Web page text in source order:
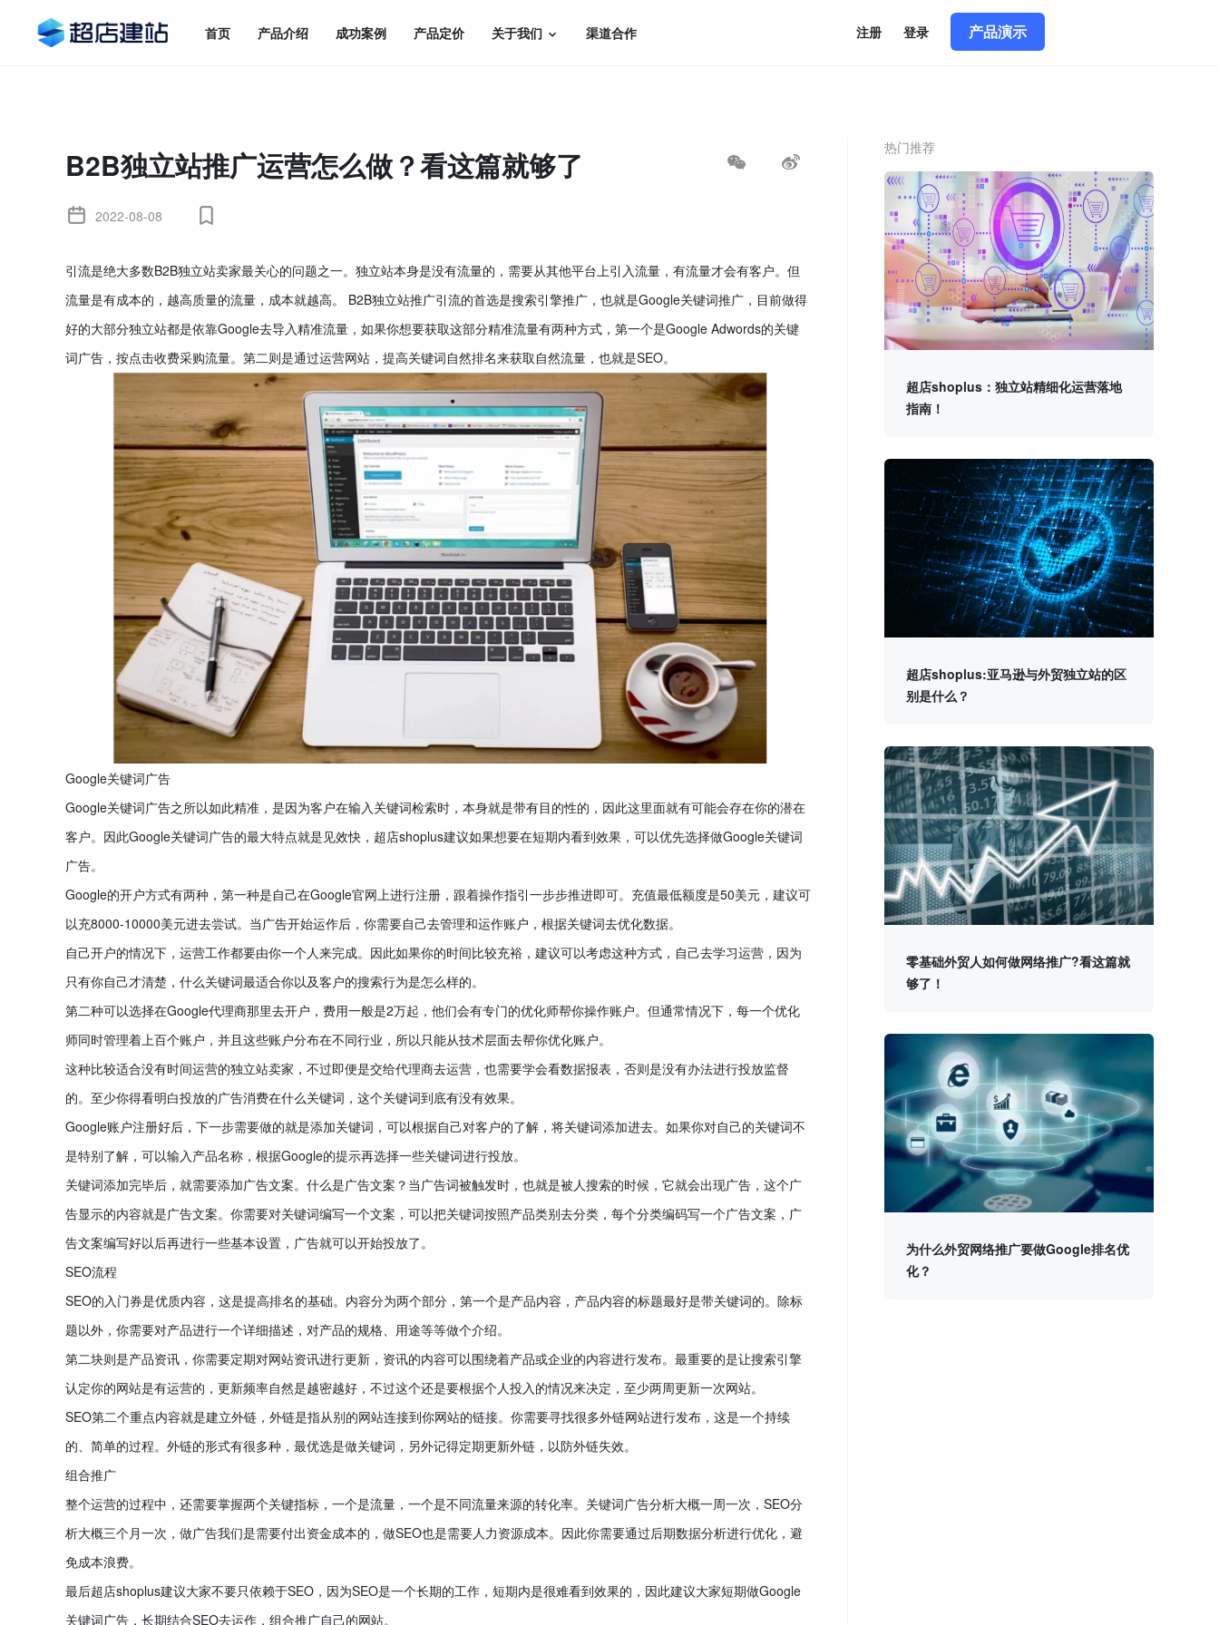
首页 产品介绍 成功案例 产品定价 关于我们 渠道合作 注册 登录 产品演示
B2B独立站推广运营怎么做？看这篇就够了
2022-08-08
引流是绝大多数B2B独立站卖家最关心的问题之一。独立站本身是没有流量的，需要从其他平台上引入流量，有流量才会有客户。但
流量是有成本的，越高质量的流量，成本就越高。 B2B独立站推广引流的首选是搜索引擎推广，也就是Google关键词推广，目前做得
好的大部分独立站都是依靠Google去导入精准流量，如果你想要获取这部分精准流量有两种方式，第一个是Google Adwords的关键
词广告，按点击收费采购流量。第二则是通过运营网站，提高关键词自然排名来获取自然流量，也就是SEO。
Google关键词广告
Google关键词广告之所以如此精准，是因为客户在输入关键词检索时，本身就是带有目的性的，因此这里面就有可能会存在你的潜在
客户。因此Google关键词广告的最大特点就是见效快，超店shoplus建议如果想要在短期内看到效果，可以优先选择做Google关键词
广告。
Google的开户方式有两种，第一种是自己在Google官网上进行注册，跟着操作指引一步步推进即可。充值最低额度是50美元，建议可
以充8000-10000美元进去尝试。当广告开始运作后，你需要自己去管理和运作账户，根据关键词去优化数据。
自己开户的情况下，运营工作都要由你一个人来完成。因此如果你的时间比较充裕，建议可以考虑这种方式，自己去学习运营，因为
只有你自己才清楚，什么关键词最适合你以及客户的搜索行为是怎么样的。
第二种可以选择在Google代理商那里去开户，费用一般是2万起，他们会有专门的优化师帮你操作账户。但通常情况下，每一个优化
师同时管理着上百个账户，并且这些账户分布在不同行业，所以只能从技术层面去帮你优化账户。
这种比较适合没有时间运营的独立站卖家，不过即便是交给代理商去运营，也需要学会看数据报表，否则是没有办法进行投放监督
的。至少你得看明白投放的广告消费在什么关键词，这个关键词到底有没有效果。
Google账户注册好后，下一步需要做的就是添加关键词，可以根据自己对客户的了解，将关键词添加进去。如果你对自己的关键词不
是特别了解，可以输入产品名称，根据Google的提示再选择一些关键词进行投放。
关键词添加完毕后，就需要添加广告文案。什么是广告文案？当广告词被触发时，也就是被人搜索的时候，它就会出现广告，这个广
告显示的内容就是广告文案。你需要对关键词编写一个文案，可以把关键词按照产品类别去分类，每个分类编码写一个广告文案，广
告文案编写好以后再进行一些基本设置，广告就可以开始投放了。
SEO流程
SEO的入门券是优质内容，这是提高排名的基础。内容分为两个部分，第一个是产品内容，产品内容的标题最好是带关键词的。除标
题以外，你需要对产品进行一个详细描述，对产品的规格、用途等等做个介绍。
第二块则是产品资讯，你需要定期对网站资讯进行更新，资讯的内容可以围绕着产品或企业的内容进行发布。最重要的是让搜索引擎
认定你的网站是有运营的，更新频率自然是越密越好，不过这个还是要根据个人投入的情况来决定，至少两周更新一次网站。
SEO第二个重点内容就是建立外链，外链是指从别的网站连接到你网站的链接。你需要寻找很多外链网站进行发布，这是一个持续
的、简单的过程。外链的形式有很多种，最优选是做关键词，另外记得定期更新外链，以防外链失效。
组合推广
整个运营的过程中，还需要掌握两个关键指标，一个是流量，一个是不同流量来源的转化率。关键词广告分析大概一周一次，SEO分
析大概三个月一次，做广告我们是需要付出资金成本的，做SEO也是需要人力资源成本。因此你需要通过后期数据分析进行优化，避
免成本浪费。
最后超店shoplus建议大家不要只依赖于SEO，因为SEO是一个长期的工作，短期内是很难看到效果的，因此建议大家短期做Google
关键词广告，长期结合SEO去运作，组合推广自己的网站。
热门推荐
超店shoplus：独立站精细化运营落地
指南！
超店shoplus:亚马逊与外贸独立站的区
别是什么？
零基础外贸人如何做网络推广?看这篇就
够了！
为什么外贸网络推广要做Google排名优
化？